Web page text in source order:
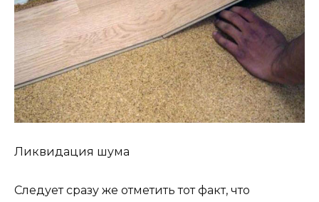
Ликвидация шума
Следует сразу же отметить тот факт, что